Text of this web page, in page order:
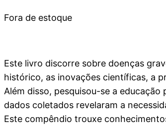
Fora de estoque
Este livro discorre sobre doenças
histórico, as inovações científicas, a
Além disso, pesquisou-se a
dados coletados revelaram a
Este compêndio trouxe